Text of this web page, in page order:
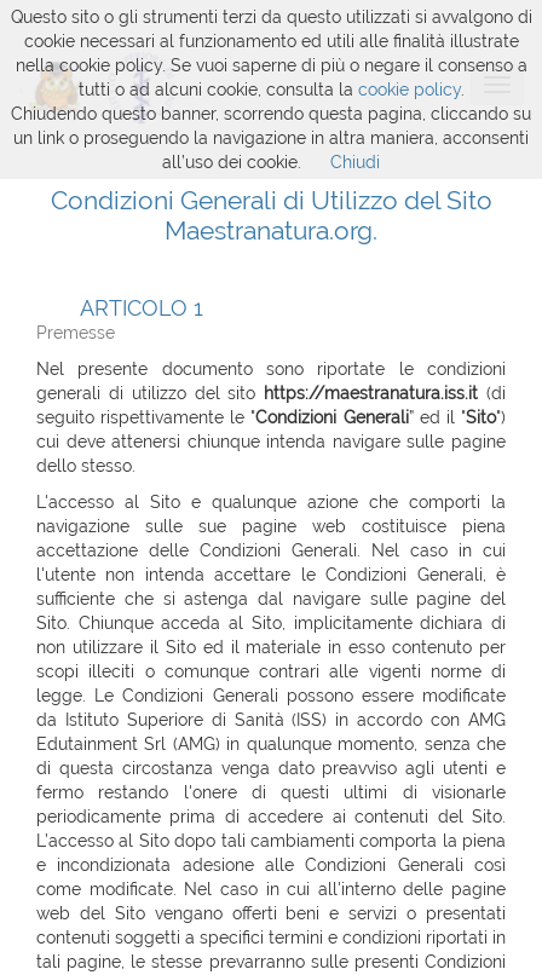
Condizioni Generali di Utilizzo del Sito
Maestranatura.org.
ARTICOLO 1
Premesse
Nel presente documento sono riportate le condizioni
generali di utilizzo del sito https://maestranatura.iss.it (di
seguito rispettivamente le "Condizioni Generali” ed il "Sito")
cui deve attenersi chiunque intenda navigare sulle pagine
dello stesso.
L'accesso al Sito e qualunque azione che comporti la
navigazione sulle sue pagine web costituisce piena
accettazione delle Condizioni Generali. Nel caso in cui
l'utente non intenda accettare le Condizioni Generali, è
sufficiente che si astenga dal navigare sulle pagine del
Sito. Chiunque acceda al Sito, implicitamente dichiara di
non utilizzare il Sito ed il materiale in esso contenuto per
scopi illeciti o comunque contrari alle vigenti norme di
legge. Le Condizioni Generali possono essere modificate
da Istituto Superiore di Sanità (ISS) in accordo con AMG
Edutainment Srl (AMG) in qualunque momento, senza che
di questa circostanza venga dato preavviso agli utenti e
fermo restando l'onere di questi ultimi di visionarle
periodicamente prima di accedere ai contenuti del Sito.
L’accesso al Sito dopo tali cambiamenti comporta la piena
e incondizionata adesione alle Condizioni Generali così
come modificate. Nel caso in cui all'interno delle pagine
web del Sito vengano offerti beni e servizi o presentati
contenuti soggetti a specifici termini e condizioni riportati in
tali pagine, le stesse prevarranno sulle presenti Condizioni
Questo sito o gli strumenti terzi da questo utilizzati si avvalgono di
cookie necessari al funzionamento ed utili alle finalità illustrate
nella cookie policy. Se vuoi saperne di più o negare il consenso a
tutti o ad alcuni cookie, consulta la cookie policy.
Chiudendo questo banner, scorrendo questa pagina, cliccando su
un link o proseguendo la navigazione in altra maniera, acconsenti
all’uso dei cookie.
Chiudi